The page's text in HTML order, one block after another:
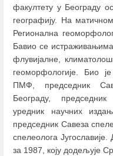
факултету у Београду
географију. На
Регионална
Бавио се
флувијалне,
геоморфологије. Био
ПМФ, председник
Београду,
уредник научних
председник Савеза
спелеолога
за 1987, коју додељује